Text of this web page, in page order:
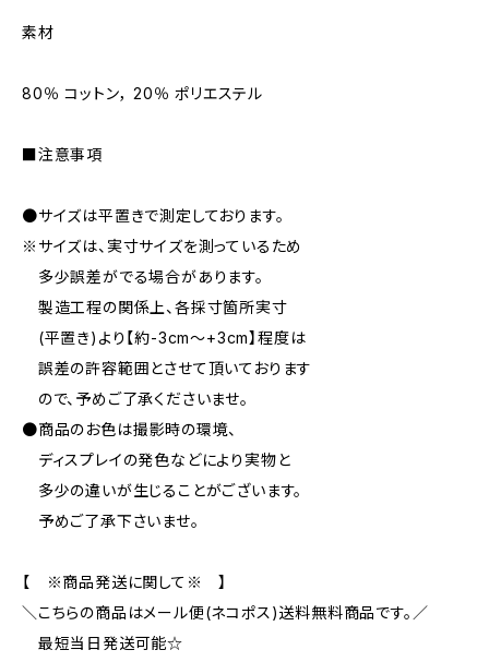
素材
80％ コットン， 20％ ポリエステル
■注意事項
●サイズは平置きで測定しております。
※サイズは、実寸サイズを測っているため
多少誤差がでる場合があります。
製造工程の関係上、各採寸箇所実寸
(平置き)より【約-3cm〜+3cm】程度は
誤差の許容範囲とさせて頂いております
ので、予めご了承くださいませ。
●商品のお色は撮影時の環境、
ディスプレイの発色などにより実物と
多少の違いが生じることがございます。
予めご了承下さいませ。
【 ※商品発送に関して※ 】
＼こちらの商品はメール便(ネコポス)送料無料商品です。／
最短当日発送可能☆